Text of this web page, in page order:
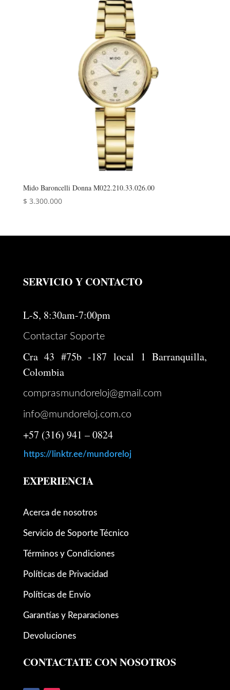
Mido Baroncelli Donna M022.210.33.026.00
$ 3.300.000
SERVICIO Y CONTACTO
L-S, 8:30am-7:00pm
Contactar Soporte
Cra 43 #75b -187 local 1 Barranquilla,
Colombia
comprasmundoreloj@gmail.com
info@mundoreloj.com.co
+57 (316) 941 – 0824
https://linktr.ee/mundoreloj
EXPERIENCIA
Acerca de nosotros
Servicio de Soporte Técnico
Términos y Condiciones
Políticas de Privacidad
Políticas de Envío
Garantías y Reparaciones
Devoluciones
CONTACTATE CON NOSOTROS